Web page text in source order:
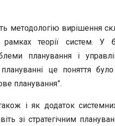
методологію вирішення
теорії систем. У
планування і
це поняття
планування”.
і як додаток
зі стратегічним